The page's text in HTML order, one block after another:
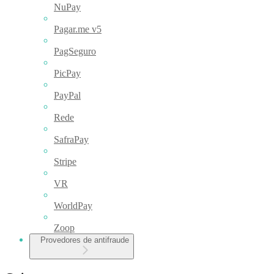
NuPay
Pagar.me v5
PagSeguro
PicPay
PayPal
Rede
SafraPay
Stripe
VR
WorldPay
Zoop
Provedores de antifraude